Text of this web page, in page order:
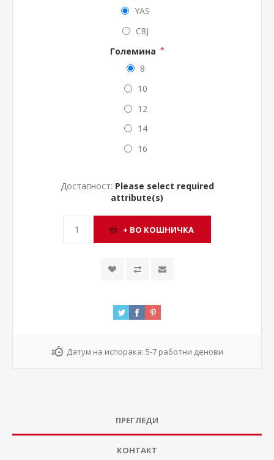
YAS
C8J
Големина *
8
10
12
14
16
Достапност: Please select required
attribute(s)
Датум на испорака: 5-7 работни денови
ПРЕГЛЕДИ
КОНТАКТ